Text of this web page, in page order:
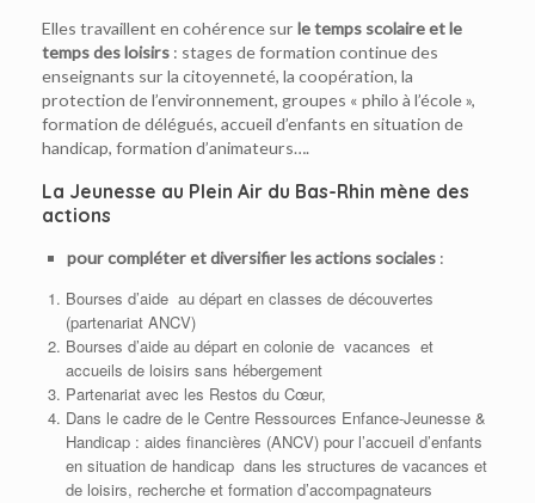
Elles travaillent en cohérence sur le temps scolaire et le
temps des loisirs : stages de formation continue des
enseignants sur la citoyenneté, la coopération, la
protection de l’environnement, groupes « philo à l’école »,
formation de délégués, accueil d’enfants en situation de
handicap, formation d’animateurs….
La Jeunesse au Plein Air du Bas-Rhin mène des
actions
pour compléter et diversifier les actions sociales :
Bourses d’aide au départ en classes de découvertes
(partenariat ANCV)
Bourses d’aide au départ en colonie de vacances et
accueils de loisirs sans hébergement
Partenariat avec les Restos du Cœur,
Dans le cadre de le Centre Ressources Enfance-Jeunesse &
Handicap : aides financières (ANCV) pour l’accueil d’enfants
en situation de handicap dans les structures de vacances et
de loisirs, recherche et formation d’accompagnateurs